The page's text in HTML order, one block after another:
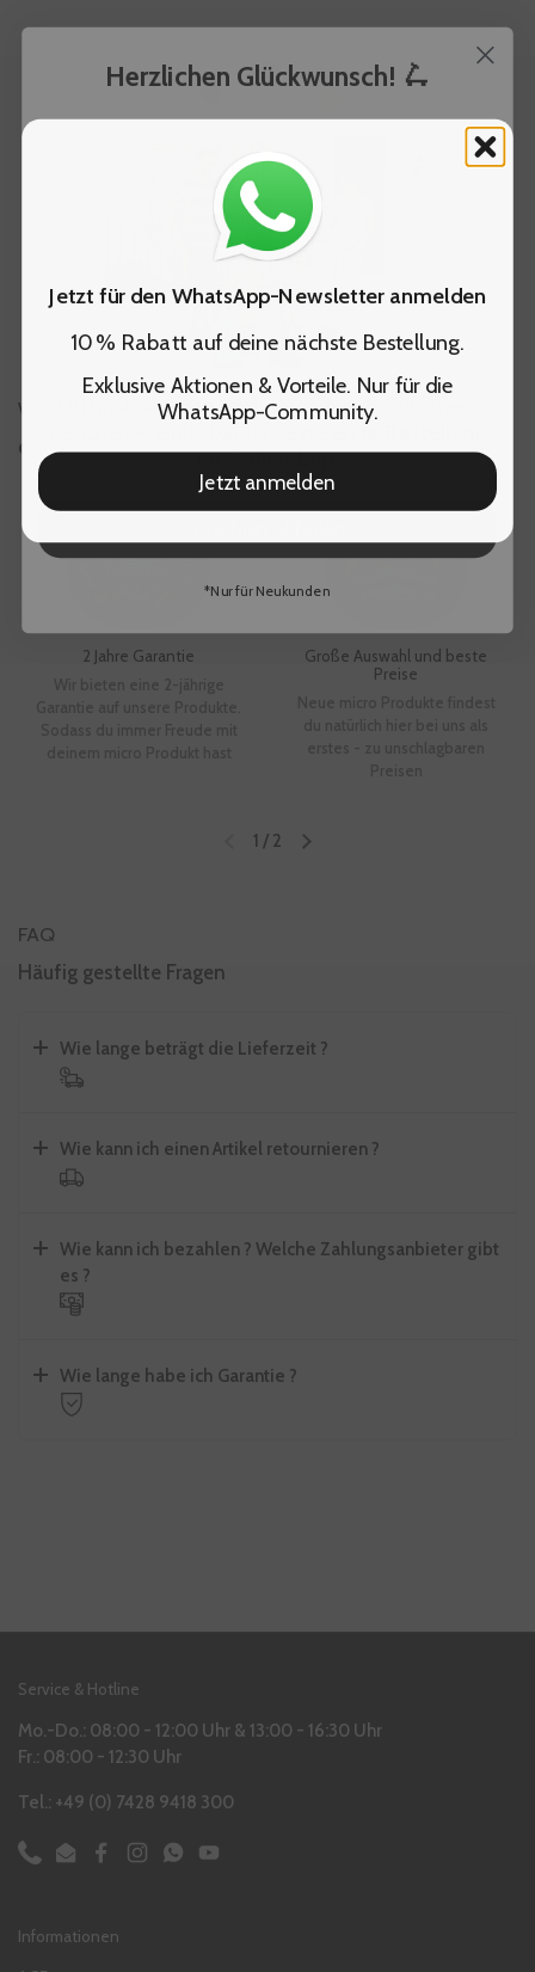
Warum es sich lohnt
direkt bei micro™ 🛴 zu bestellen
2 Jahre Garantie
Große Auswahl und beste
Preise
Vorherige FolieNächste Folie
1 / 2
FAQ
Häufig gestellte Fragen
Wie lange beträgt die Lieferzeit ?
Wie kann ich einen Artikel retournieren ?
Wie kann ich bezahlen ? Welche Zahlungsanbieter gibt
es ?
Wie lange habe ich Garantie ?
Service & Hotline
Mo.-Do.: 08:00 - 12:00 Uhr & 13:00 - 16:30 Uhr
Fr.: 08:00 - 12:30 Uhr
Tel.: +49 (0) 7428 9418 300
PhoneEmailFacebook
Instagram
WhatsApp
YouTube
Informationen
Herzlichen Glückwunsch! 🛴
Du hast dir einenexklusiven Micro Gutschein
gesichert – einlösbar für deine
erste Bestellung
im Onlineshop.
*Nur für Neukunden
Jetzt für den WhatsApp-Newsletter anmelden
10 % Rabatt auf deine nächste Bestellung.
Exklusive Aktionen & Vorteile. Nur für die
WhatsApp-Community.
Jetzt anmelden